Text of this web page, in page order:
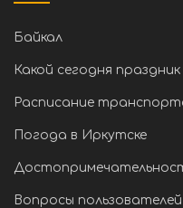
Байкал
Какой сегодня праздник
Расписание
Погода в Иркутске
Вопросы